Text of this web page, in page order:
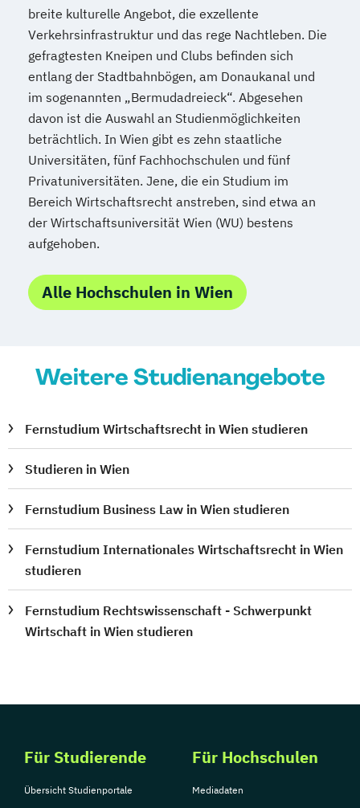
breite kulturelle Angebot, die exzellente
Verkehrsinfrastruktur und das rege Nachtleben. Die
gefragtesten Kneipen und Clubs befinden sich
entlang der Stadtbahnbögen, am Donaukanal und
im sogenannten „Bermudadreieck“. Abgesehen
davon ist die Auswahl an Studienmöglichkeiten
beträchtlich. In Wien gibt es zehn staatliche
Universitäten, fünf Fachhochschulen und fünf
Privatuniversitäten. Jene, die ein Studium im
Bereich Wirtschaftsrecht anstreben, sind etwa an
der Wirtschaftsuniversität Wien (WU) bestens
aufgehoben.
Alle Hochschulen in Wien
Weitere Studienangebote
Fernstudium Wirtschaftsrecht in Wien studieren
Studieren in Wien
Fernstudium Business Law in Wien studieren
Fernstudium Internationales Wirtschaftsrecht in Wien
studieren
Fernstudium Rechtswissenschaft - Schwerpunkt
Wirtschaft in Wien studieren
Für Studierende
Übersicht Studienportale
Für Hochschulen
Mediadaten